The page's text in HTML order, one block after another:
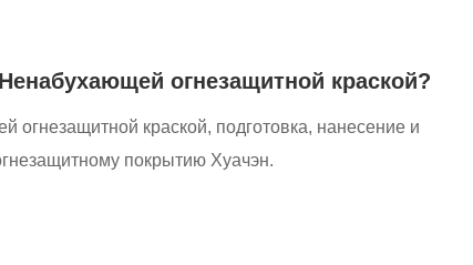
огнезащитной краской?
огнезащитной краской, подготовка, нанесение и
покрытию Хуачэн.